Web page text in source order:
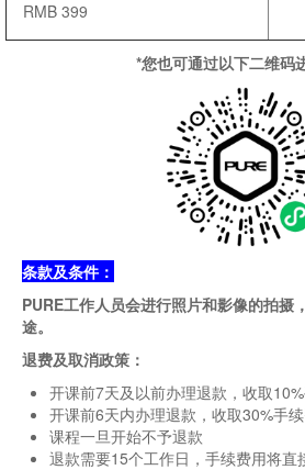
RMB 399
*您也可通过以下二维码
条款及条件：
PURE工作人员会进行照片和影像的拍摄
途。
退费及取消政策：
开课前7天及以前办理退款，收取
开课前6天内办理退款，收取30%手
课程一旦开始不予退款
退款需要15个工作日，手续费用将直